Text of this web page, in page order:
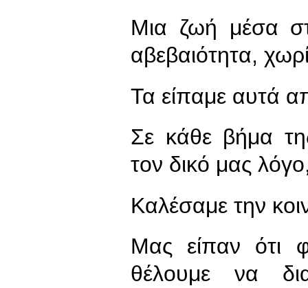
Μια ζωή μέσα
αβεβαιότητα,
Τα είπαμε αυτά
Σε κάθε βήμα
τον δικό μας
Καλέσαμε την
Μας είπαν ότι
θέλουμε να